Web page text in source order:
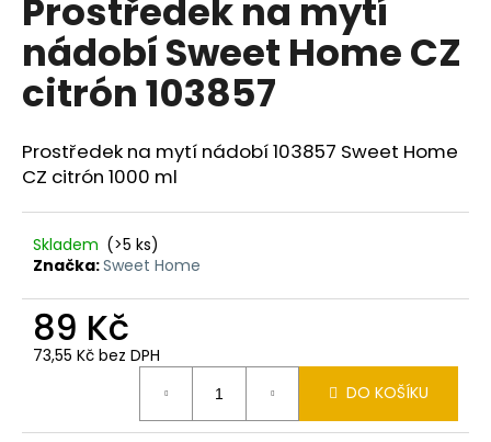
je
5
hvězdiček.
Prostředek na mytí
nádobí Sweet Home CZ
citrón 103857
Prostředek na mytí nádobí 103857 Sweet Home
CZ citrón 1000 ml
Skladem (>5 ks)
Značka:Sweet Home
89 Kč
73,55 Kč bez DPH
DO KOŠÍKU
o
p
o
u
č
u
e